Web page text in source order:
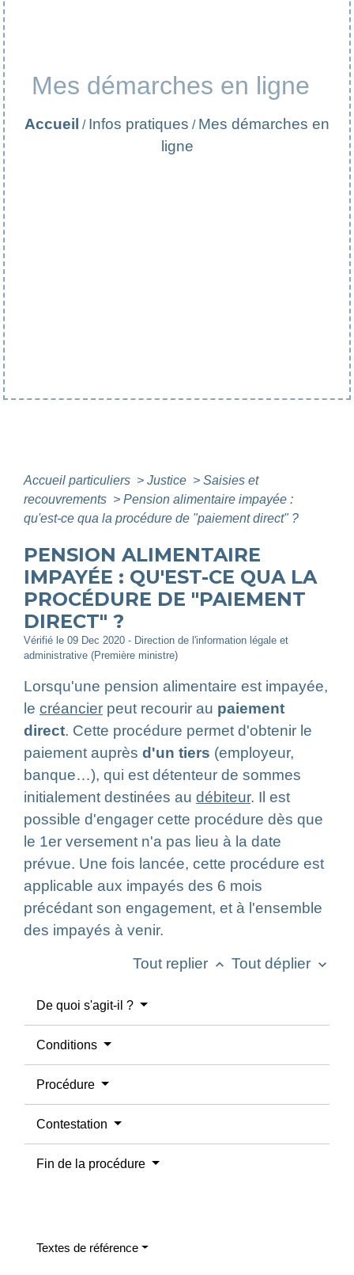
Mes démarches en ligne
Accueil / Infos pratiques / Mes démarches en
ligne
Accueil particuliers > Justice > Saisies et
recouvrements > Pension alimentaire impayée :
qu'est-ce qua la procédure de "paiement direct" ?
PENSION ALIMENTAIRE
IMPAYÉE : QU'EST-CE QUA LA
PROCÉDURE DE "PAIEMENT
DIRECT" ?
Vérifié le 09 Dec 2020 - Direction de l'information légale et
administrative (Première ministre)
Lorsqu'une pension alimentaire est impayée,
le créancier peut recourir au paiement
direct. Cette procédure permet d'obtenir le
paiement auprès d'un tiers (employeur,
banque…), qui est détenteur de sommes
initialement destinées au débiteur. Il est
possible d'engager cette procédure dès que
le 1er versement n'a pas lieu à la date
prévue. Une fois lancée, cette procédure est
applicable aux impayés des 6 mois
précédant son engagement, et à l'ensemble
des impayés à venir.
Tout replier keyboard_arrow_up Tout déplier keyboard_arrow_down
De quoi s'agit-il ?
Conditions
Procédure
Contestation
Fin de la procédure
Textes de référence